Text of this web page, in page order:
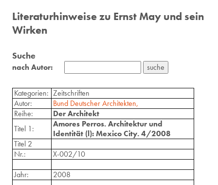
Literaturhinweise zu Ernst May und sein
Wirken
Suche
nach Autor:
Kategorien: Zeitschriften
Autor:
Bund Deutscher Architekten,
Reihe:
Der Architekt
Titel 1:
Amores Perros. Architektur und
Identität (l): Mexico City. 4/2008
Titel 2
Nr.:
X-002/10
Jahr:
2008